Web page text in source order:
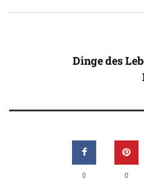
Dinge des
0 0